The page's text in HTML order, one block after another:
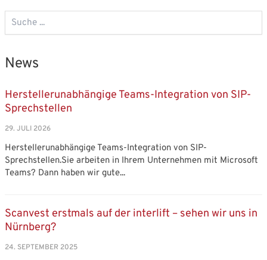
News
Herstellerunabhängige Teams-Integration von SIP-
Sprechstellen
29. JULI 2026
Herstellerunabhängige Teams-Integration von SIP-
Sprechstellen.Sie arbeiten in Ihrem Unternehmen mit Microsoft
Teams? Dann haben wir gute...
Scanvest erstmals auf der interlift – sehen wir uns in
Nürnberg?
24. SEPTEMBER 2025